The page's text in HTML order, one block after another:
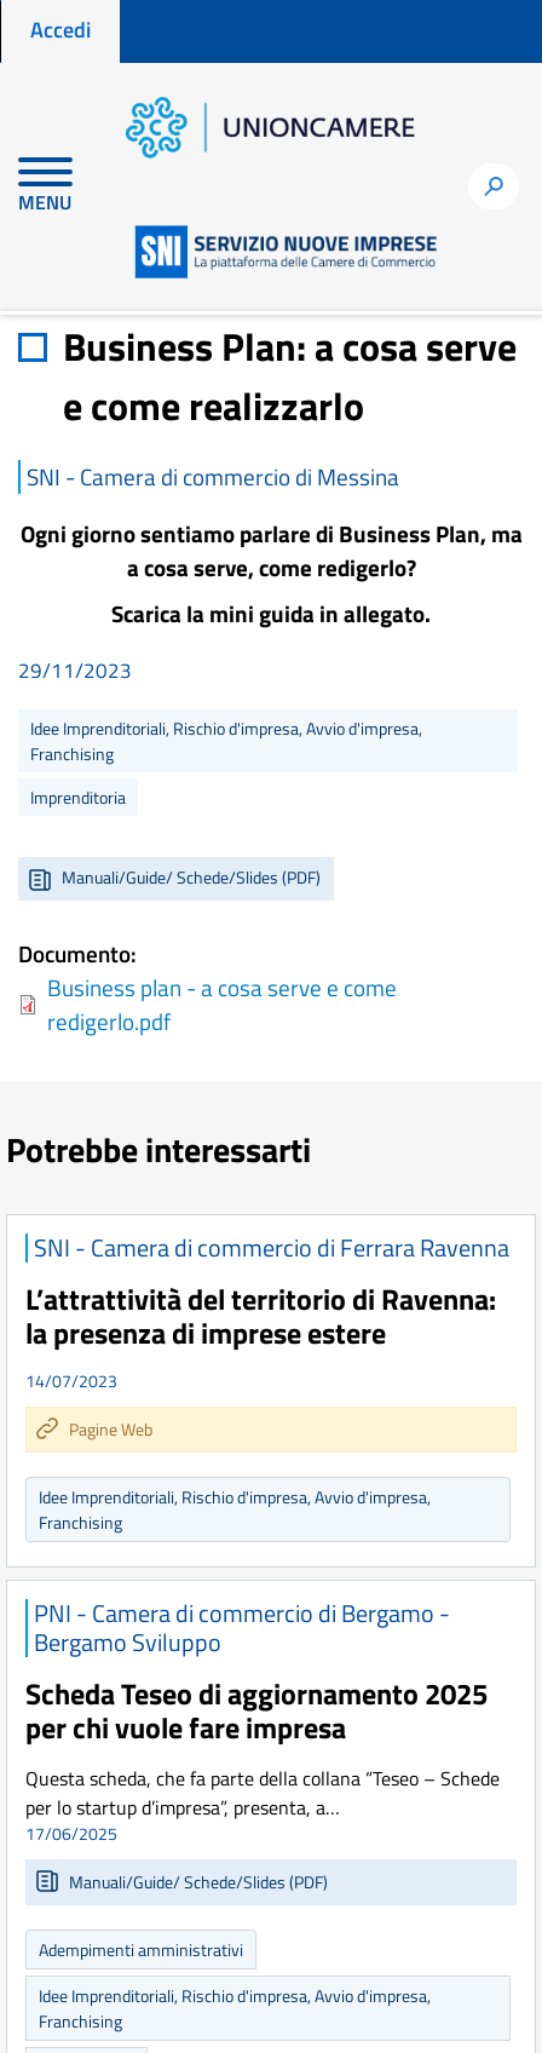
Menu profilo utente
Accedi
MENU
h
Home
Business Plan: a cosa serve e come realizzarlo
Business Plan: a cosa serve
e come realizzarlo
SNI - Camera di commercio di Messina
Ogni giorno sentiamo parlare di Business Plan, ma
a cosa serve, come redigerlo?
Scarica la mini guida in allegato.
29/11/2023
Idee Imprenditoriali, Rischio d'impresa, Avvio d'impresa,
Franchising
Imprenditoria
Manuali/Guide/ Schede/Slides (PDF)
Documento
Business plan - a cosa serve e come
redigerlo.pdf
Potrebbe interessarti
SNI - Camera di commercio di Ferrara Ravenna
L’attrattività del territorio di Ravenna:
la presenza di imprese estere
14/07/2023
Pagine Web
Idee Imprenditoriali, Rischio d'impresa, Avvio d'impresa,
Franchising
PNI - Camera di commercio di Bergamo -
Bergamo Sviluppo
Scheda Teseo di aggiornamento 2025
per chi vuole fare impresa
Questa scheda, che fa parte della collana “Teseo – Schede
per lo startup d’impresa”, presenta, a…
17/06/2025
Manuali/Guide/ Schede/Slides (PDF)
Adempimenti amministrativi
Idee Imprenditoriali, Rischio d'impresa, Avvio d'impresa,
Franchising